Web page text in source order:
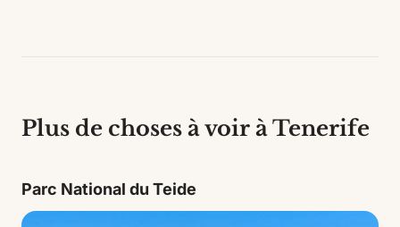
Plus de choses à voir à Tenerife
Parc National du Teide